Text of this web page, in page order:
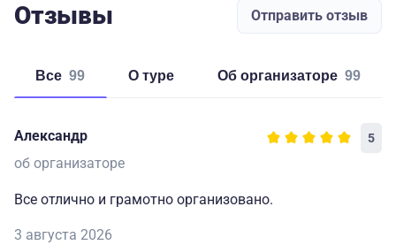
Отзывы Отправить отзыв
Все 99 о туре об организаторе 99
Александр 5
об организаторе
Все отлично и грамотно организовано.
3 августа 2026